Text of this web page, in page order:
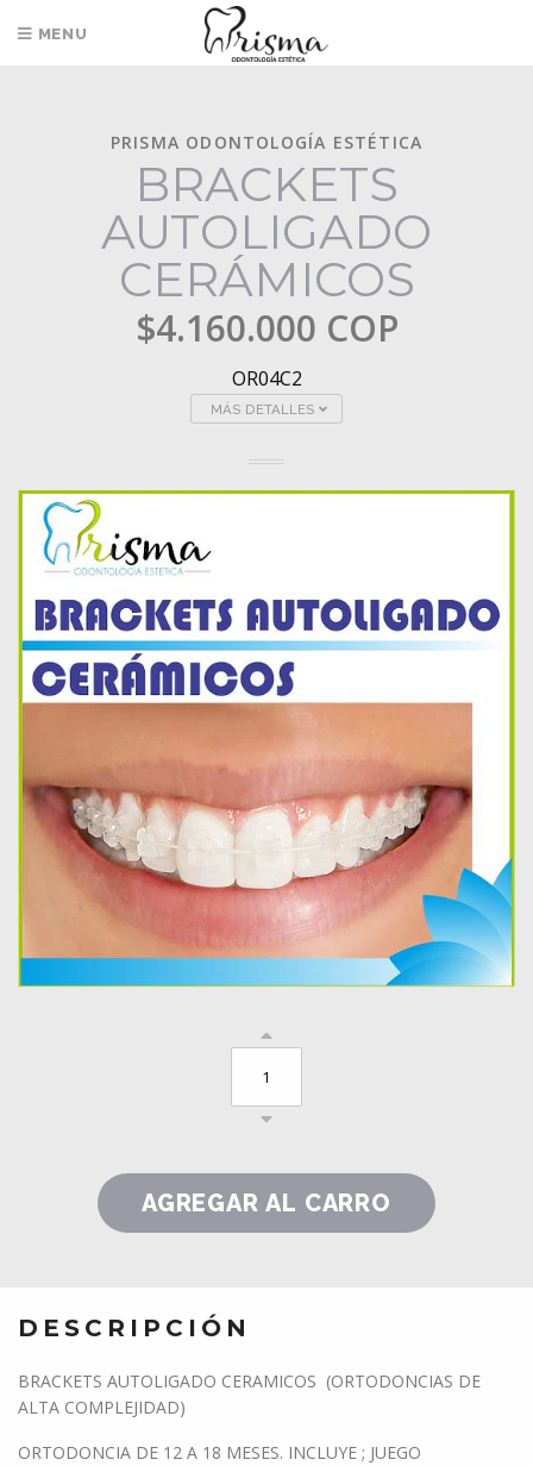
MENU
PRISMA ODONTOLOGÍA ESTÉTICA
BRACKETS
AUTOLIGADO
CERÁMICOS
$4.160.000 COP
OR04C2
MÁS DETALLES
DESCRIPCIÓN
BRACKETS AUTOLIGADO CERAMICOS (ORTODONCIAS DE
ALTA COMPLEJIDAD)
ORTODONCIA DE 12 A 18 MESES. INCLUYE ; JUEGO